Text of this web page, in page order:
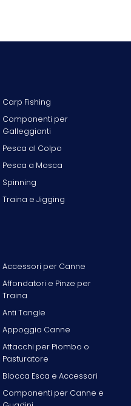
Carp Fishing
Componenti per
Galleggianti
Pesca al Colpo
Pesca a Mosca
Spinning
Traina e Jigging
Accessori per Canne
Affondatori e Pinze per
Traina
Anti Tangle
Appoggia Canne
Attacchi per Piombo o
Pasturatore
Blocca Esca e Accessori
Componenti per Canne e